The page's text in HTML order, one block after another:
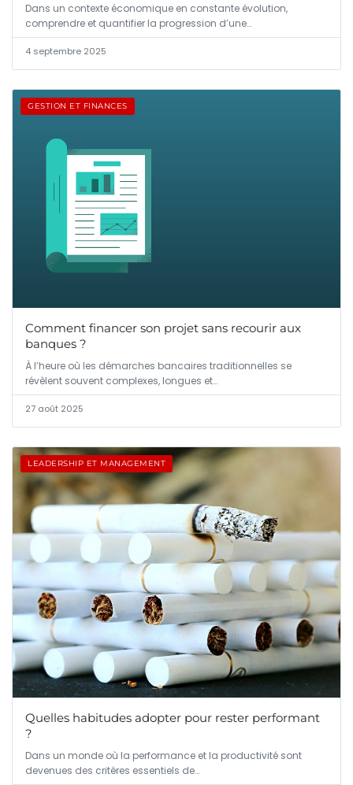
Dans un contexte économique en constante évolution,
comprendre et quantifier la progression d’une…
4 septembre 2025
GESTION ET FINANCES
Comment financer son projet sans recourir aux
banques ?
À l’heure où les démarches bancaires traditionnelles se
révèlent souvent complexes, longues et…
27 août 2025
LEADERSHIP ET MANAGEMENT
Quelles habitudes adopter pour rester performant
?
Dans un monde où la performance et la productivité sont
devenues des critères essentiels de…